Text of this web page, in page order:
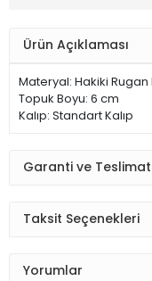
Ürün Açıklaması
Materyal: Hakiki Rugan
Topuk Boyu: 6 cm
Kalıp: Standart Kalıp
Garanti ve Teslimat
Taksit Seçenekleri
Yorumlar